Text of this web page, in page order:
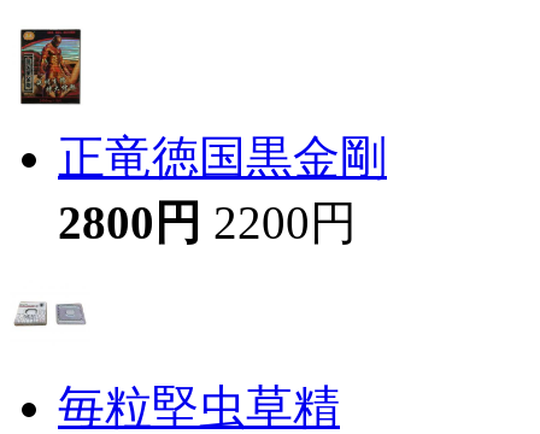
正竜徳国黒金剛
2800円 2200円
毎粒堅虫草精